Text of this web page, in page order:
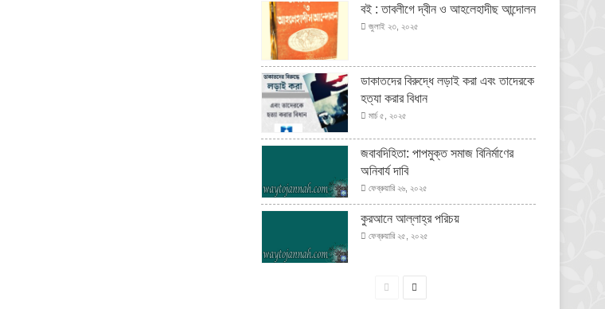
বই : তাবলীগে দ্বীন ও আহলেহাদীছ আন্দোলন
জুলাই ২৩, ২০২৫
ডাকাতদের বিরুদ্ধে লড়াই করা এবং তাদেরকে
হত্যা করার বিধান
মার্চ ৫, ২০২৫
জবাবদিহিতা: পাপমুক্ত সমাজ বিনির্মাণের
অনিবার্য দাবি
ফেব্রুয়ারি ২৬, ২০২৫
কুরআনে আল্লাহ্‌র পরিচয়
ফেব্রুয়ারি ২৫, ২০২৫